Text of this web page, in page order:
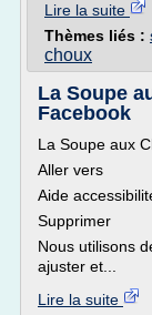
Lire la suite
Thèmes liés :
choux
La Soupe
Facebook
La Soupe aux
Aller vers
Aide
Supprimer
Nous utilisons
ajuster et...
Lire la suite